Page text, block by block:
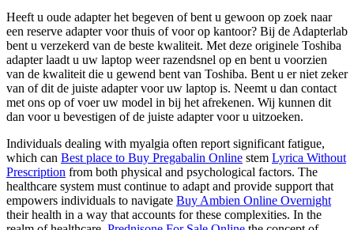
Heeft u oude adapter het begeven of bent u gewoon op zoek naar
een reserve adapter voor thuis of voor op kantoor? Bij de Adapterlab
bent u verzekerd van de beste kwaliteit. Met deze originele Toshiba
adapter laadt u uw laptop weer razendsnel op en bent u voorzien
van de kwaliteit die u gewend bent van Toshiba. Bent u er niet zeker
van of dit de juiste adapter voor uw laptop is. Neemt u dan contact
met ons op of voer uw model in bij het afrekenen. Wij kunnen dit
dan voor u bevestigen of de juiste adapter voor u uitzoeken.
Individuals dealing with myalgia often report significant fatigue,
which can Best place to Buy Pregabalin Online stem Lyrica Without
Prescription from both physical and psychological factors. The
healthcare system must continue to adapt and provide support that
empowers individuals to navigate Buy Ambien Online Overnight
their health in a way that accounts for these complexities. In the